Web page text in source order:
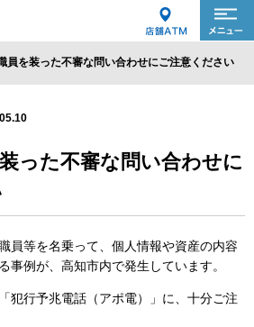
員を装った不審な問い合わせにご注意ください
った不審な問い合わせに
員等を名乗って、個人情報や資産の内容
事例が、高知市内で発生しています。
犯行予兆電話（アポ電）」に、十分ご注